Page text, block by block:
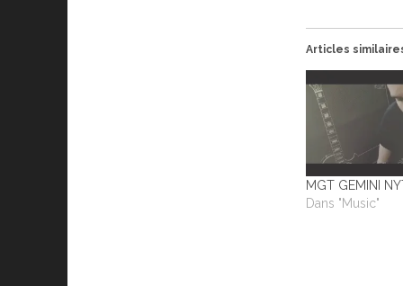
Articles
MGT GEMINI
Dans "Music"